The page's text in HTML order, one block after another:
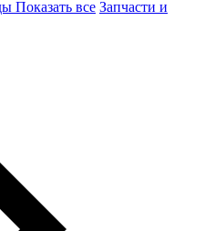
Показать все Запчасти и